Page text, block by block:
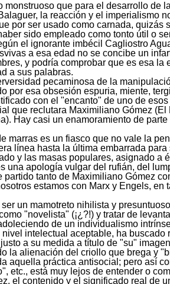
que para el desarrollo de
la reacción y el imperialismo
por ser usado como carnada, quizás
sido empleado como tonto útil o
el ignorante imbécil Cagliostro
a esa edad no se concibe un
y podría comprobar que es esa la
a sus palabras.
pecaminosa de la
esa obsesión espuria, miente,
con el "encanto" de uno de
que reclutara Maximiliano Gómez
Hay casi un enamoramiento de
marras es un fiasco que no vale la
línea hasta la última embarrada
y las masas populares, asignado a
una apología vulgar del rufián, del
tanto de Maximiliano Gómez
estamos con Marx y Engels,
un mamotreto nihilista y
"novelista" (¡¿?!) y tratar de
de un individualismo
intelectual aceptable, ha
a su medida a título de "su"
la alienación del criollo que brega y
aquella práctica antisocial; pero así
etc., está muy lejos de entender o
el contenido y el significado real de